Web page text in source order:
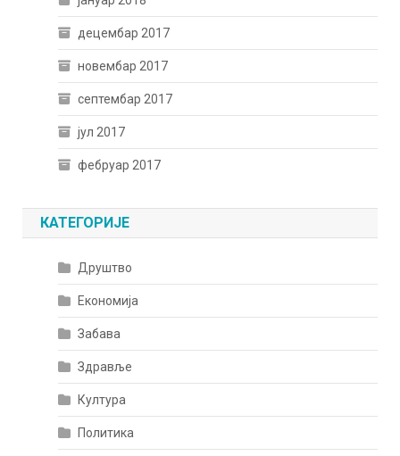
децембар 2017
новембар 2017
септембар 2017
јул 2017
фебруар 2017
КАТЕГОРИЈЕ
Друштво
Економија
Забава
Здравље
Култура
Политика